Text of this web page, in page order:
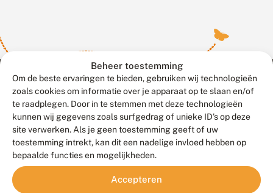
Beheer toestemming
Om de beste ervaringen te bieden, gebruiken wij technologieën
zoals cookies om informatie over je apparaat op te slaan en/of
te raadplegen. Door in te stemmen met deze technologieën
kunnen wij gegevens zoals surfgedrag of unieke ID's op deze
site verwerken. Als je geen toestemming geeft of uw
toestemming intrekt, kan dit een nadelige invloed hebben op
bepaalde functies en mogelijkheden.
Accepteren
Contact
Veelgestelde vragen
Meld waarnemingen© 2026 Vlinderstichting
Duurzaam ontwikkeld door
Go2People
, ontworpen door
Blue Field Agency
Privacy
Disclaimer
Sitemap